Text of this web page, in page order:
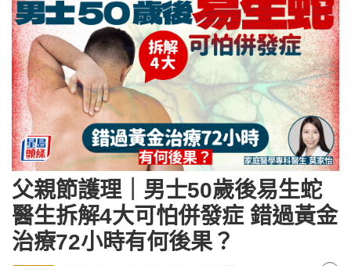
父親節護理｜男士50歲後易生蛇
醫生拆解4大可怕併發症 錯過黃金
治療72小時有何後果？